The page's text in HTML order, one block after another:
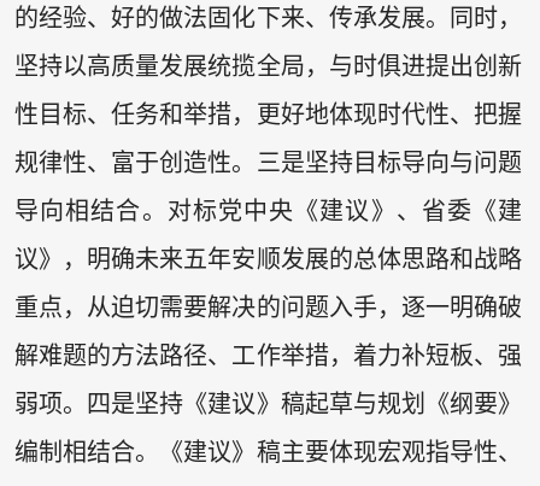
的经验、好的做法固化下来、传承发展。同时，
坚持以高质量发展统揽全局，与时俱进提出创新
性目标、任务和举措，更好地体现时代性、把握
规律性、富于创造性。三是坚持目标导向与问题
导向相结合。对标党中央《建议》、省委《建
议》，明确未来五年安顺发展的总体思路和战略
重点，从迫切需要解决的问题入手，逐一明确破
解难题的方法路径、工作举措，着力补短板、强
弱项。四是坚持《建议》稿起草与规划《纲要》
编制相结合。《建议》稿主要体现宏观指导性、